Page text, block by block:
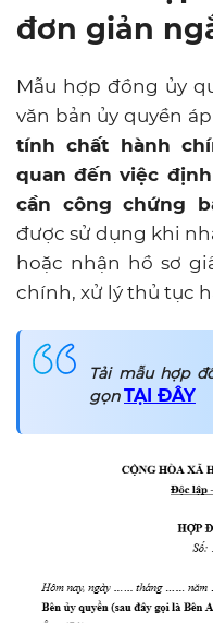
đơn giản
Mẫu hợp đồng ủy
văn bản ủy quyền
tính chất hành
quan đến việc
cần công chứng
được sử dụng khi
hoặc nhận hồ sơ
chính, xử lý thủ tục
Tải mẫu hợp
gọnTẠI ĐÂY